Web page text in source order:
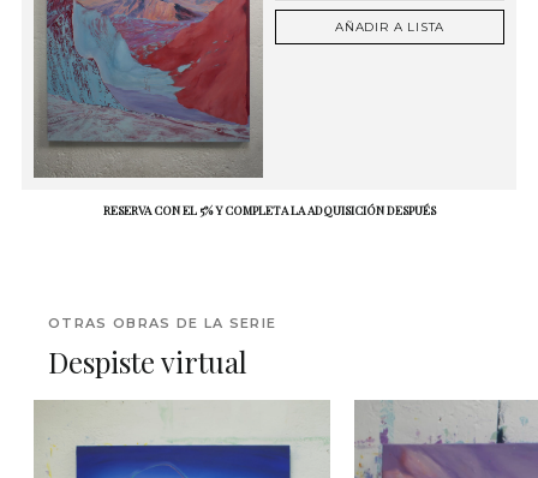
AÑADIR A LISTA
RESERVA CON EL 5% Y COMPLETA LA ADQUISICIÓN DESPUÉS
OTRAS OBRAS DE LA SERIE
Despiste virtual